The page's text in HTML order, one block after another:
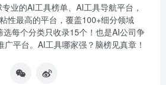
业的AI工具榜单、AI工具导航平台，
性最高的平台，覆盖100+细分领域
选每个分类只收录15个！也是AI公司争
平台。AI工具哪家强？脑榜见真章！